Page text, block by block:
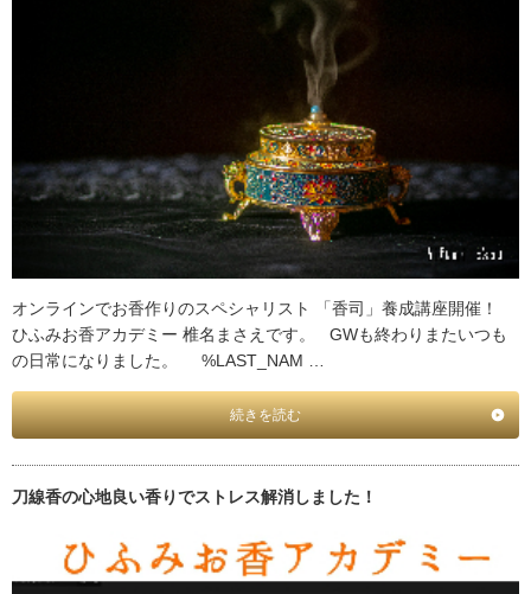
オンラインでお香作りのスペシャリスト 「香司」養成講座開催！
ひふみお香アカデミー 椎名まさえです。 GWも終わりまたいつも
の日常になりました。 %LAST_NAM …
続きを読む
刀線香の心地良い香りでストレス解消しました！